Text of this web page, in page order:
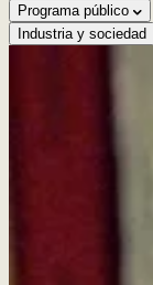
Programa público
Industria y sociedad